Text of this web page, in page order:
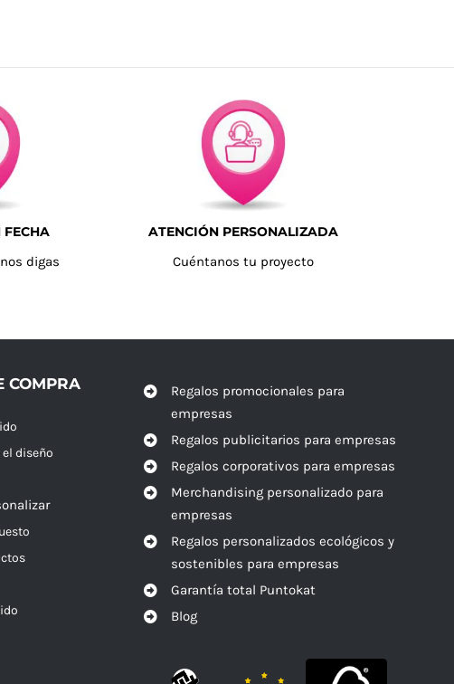
FECHA
digas
ATENCIÓN PERSONALIZADA
Cuéntanos tu proyecto
COMPRA
diseño
Regalos promocionales para
empresas
Regalos publicitarios para empresas
Regalos corporativos para empresas
Merchandising personalizado para
empresas
Regalos personalizados ecológicos y
sostenibles para empresas
Garantía total Puntokat
Blog